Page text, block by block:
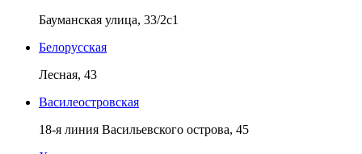
Бауманская улица, 33/2с1
Белорусская
Лесная, 43
Василеостровская
18-я линия Васильевского острова, 45